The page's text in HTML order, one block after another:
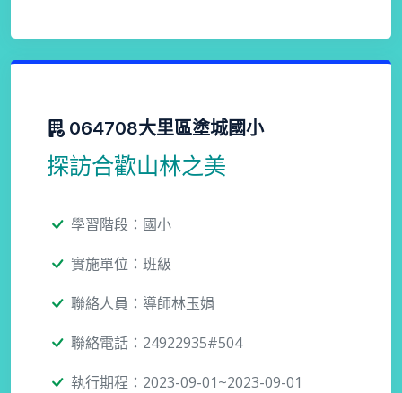
064708大里區塗城國小
探訪合歡山林之美
學習階段：國小
實施單位：班級
聯絡人員：導師林玉娟
聯絡電話：24922935#504
執行期程：2023-09-01~2023-09-01